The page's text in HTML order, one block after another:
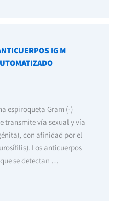
IG M
espiroqueta Gram (-)
transmite vía sexual y vía
con afinidad por el
Los anticuerpos
se detectan …